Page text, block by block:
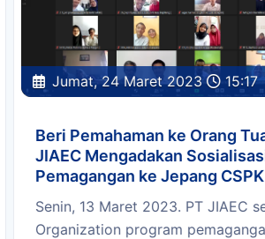
Jumat, 24 Maret 2023 15:17
Beri Pemahaman ke Orang
JIAEC Mengadakan
Pemagangan ke Jepang CSPK
Senin, 13 Maret 2023. PT JIAEC
Organization program